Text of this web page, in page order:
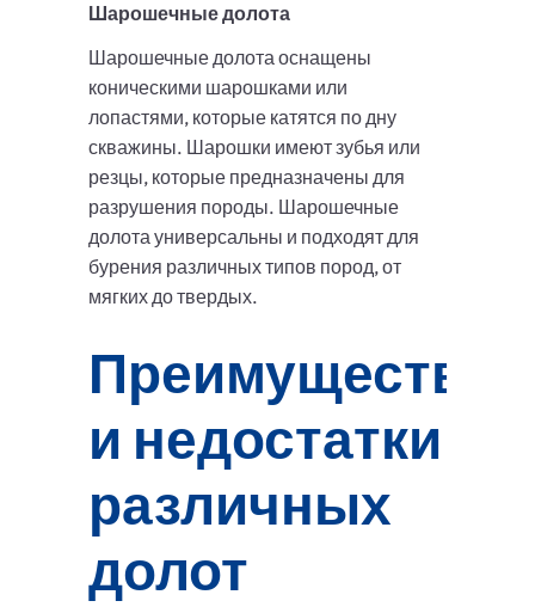
Шарошечные долота
Шарошечные долота оснащены
коническими шарошками или
лопастями, которые катятся по дну
скважины. Шарошки имеют зубья или
резцы, которые предназначены для
разрушения породы. Шарошечные
долота универсальны и подходят для
бурения различных типов пород, от
мягких до твердых.
Преимущества
и недостатки
различных
долот